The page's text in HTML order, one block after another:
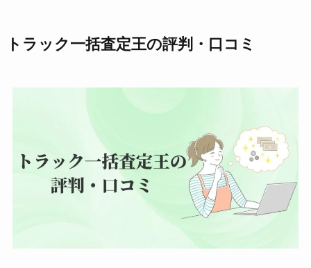
トラック一括査定王の評判・口コミ